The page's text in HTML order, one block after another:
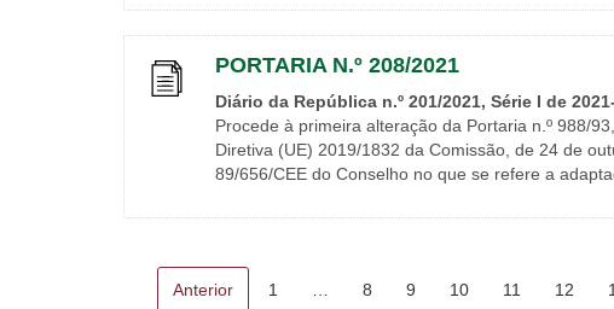
PORTARIA N.º 208/2021
Diário da República n.º 201/2021, Série I de
Procede à primeira alteração da Portaria n.º 988/
Diretiva (UE) 2019/1832 da Comissão, de 24 de
89/656/CEE do Conselho no que se refere a
Anterior 1 8 9 10 11 12